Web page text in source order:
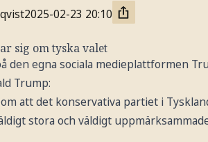
2025-02-23 20:10
sig om tyska valet
den egna sociala medieplattformen
Trump:
att det konservativa partiet i
stora och väldigt